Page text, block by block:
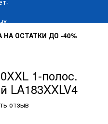
ОСТАТКИ ДО -40%
1-полос.
LA183XXLV4
отзыв